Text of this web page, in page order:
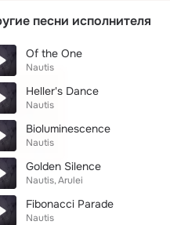
песни исполнителя
Of the One
Nautis
Heller's Dance
Nautis
Bioluminescence
Nautis
Golden Silence
Nautis Arulei
Fibonacci Parade
Nautis